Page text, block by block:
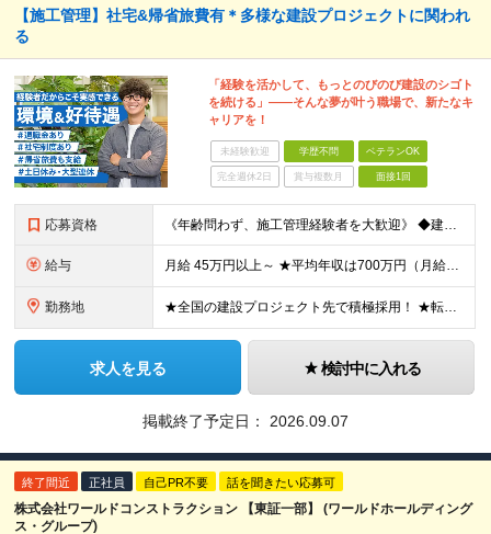
【施工管理】社宅&帰省旅費有＊多様な建設プロジェクトに関われ
る
「経験を活かして、もっとのびのび建設のシゴト
を続ける」――そんな夢が叶う職場で、新たなキ
ャリアを！
未経験歓迎 学歴不問 ベテランOK
完全週休2日 賞与複数月 面接1回
応募資格 《年齢問わず、施工管理経験者を大歓迎》 ◆建設業界で技術系の実務経験があればOK ★経験に応じて、月給50万円以上、平均年収700万円以上も可能です 《応募条件》 ◆建設業界で技術系職種（施工管理や
給与 月給 45万円以上～ ★平均年収は700万円（月給50万円） ◎残業手当は、全額別途支給します。 ◎年齢・経験・能力などを考慮の上、決定します。 ◎試用期間3ヶ月あり。その間の待遇に変動はありません
勤務地 ★全国の建設プロジェクト先で積極採用！ ★転居を伴う転勤なし ★配属先は希望を最大限考慮します ★I・Uターン支援・寮あり ★案件によりマイカー通勤OK ＝拠点一覧＝ ◆本社／東京都港区東新橋2丁目
求人を見る 検討中に入れる
掲載終了予定日： 2026.09.07
終了間近 正社員 自己PR不要 話を聞きたい応募可
株式会社ワールドコンストラクション 【東証一部】 (ワールドホールディング
ス・グループ)